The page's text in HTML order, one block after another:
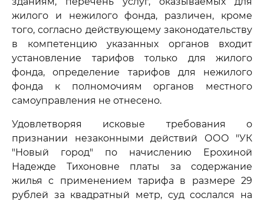
жилого и нежилого фонда, различен, кроме
того, согласно действующему законодательству
в компетенцию указанных органов входит
установление тарифов только для жилого
фонда, определение тарифов для нежилого
фонда к полномочиям органов местного
самоуправления не отнесено.
Удовлетворяя исковые требования о
признании незаконными действий ООО "УК
"Новый город" по начислению Ерохиной
Надежде Тихоновне платы за содержание
жилья с применением тарифа в размере 29
рублей за квадратный метр, суд сослался на